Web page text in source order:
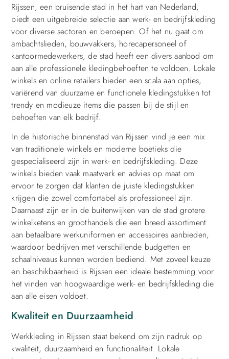
Rijssen, een bruisende stad in het hart van Nederland,
biedt een uitgebreide selectie aan werk- en bedrijfskleding
voor diverse sectoren en beroepen. Of het nu gaat om
ambachtslieden, bouwvakkers, horecapersoneel of
kantoormedewerkers, de stad heeft een divers aanbod om
aan alle professionele kledingbehoeften te voldoen. Lokale
winkels en online retailers bieden een scala aan opties,
variërend van duurzame en functionele kledingstukken tot
trendy en modieuze items die passen bij de stijl en
behoeften van elk bedrijf.
In de historische binnenstad van Rijssen vind je een mix
van traditionele winkels en moderne boetieks die
gespecialiseerd zijn in werk- en bedrijfskleding. Deze
winkels bieden vaak maatwerk en advies op maat om
ervoor te zorgen dat klanten de juiste kledingstukken
krijgen die zowel comfortabel als professioneel zijn.
Daarnaast zijn er in de buitenwijken van de stad grotere
winkelketens en groothandels die een breed assortiment
aan betaalbare werkuniformen en accessoires aanbieden,
waardoor bedrijven met verschillende budgetten en
schaalniveaus kunnen worden bediend. Met zoveel keuze
en beschikbaarheid is Rijssen een ideale bestemming voor
het vinden van hoogwaardige werk- en bedrijfskleding die
aan alle eisen voldoet.
Kwaliteit en Duurzaamheid
Werkkleding in Rijssen staat bekend om zijn nadruk op
kwaliteit, duurzaamheid en functionaliteit. Lokale